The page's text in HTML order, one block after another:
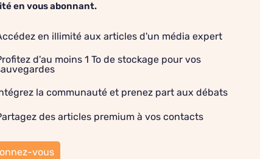
en vous abonnant.
en illimité aux articles d'un média expert
d'au moins 1 To de stockage pour vos
la communauté et prenez part aux débats
des articles premium à vos contacts
vous